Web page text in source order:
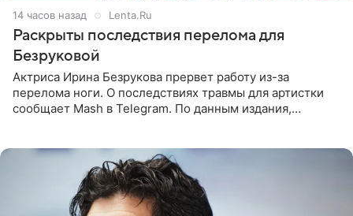
14 часов назад Lenta.Ru
Раскрыты последствия перелома для
Безруковой
Актриса Ирина Безрукова прервет работу из-за
перелома ноги. О последствиях травмы для артистки
сообщает Mash в Telegram. По данным издания,